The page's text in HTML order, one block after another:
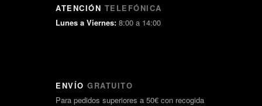
ATENCIÓN TELEFÓNICA
Lunes a Viernes: 8:00 a 14:00
ENVÍO GRATUITO
Para pedidos superiores a 50€ con recogida